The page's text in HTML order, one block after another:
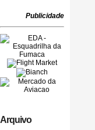
Publicidade
Arquivo